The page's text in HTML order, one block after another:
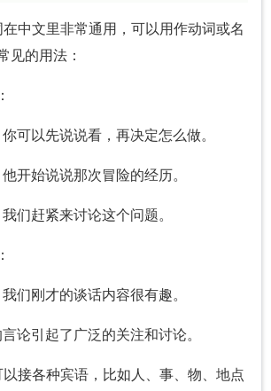
在中文里非常通用，可以用作动词或名
见的用法：
可以先说说看，再决定怎么做。
开始说说那次冒险的经历。
们赶紧来讨论这个问题。
们刚才的谈话内容很有趣。
论引起了广泛的关注和讨论。
以接各种宾语，比如人、事、物、地点